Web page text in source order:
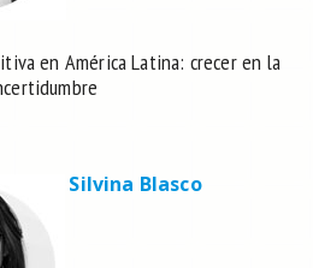
en América Latina: crecer en la
Silvina Blasco